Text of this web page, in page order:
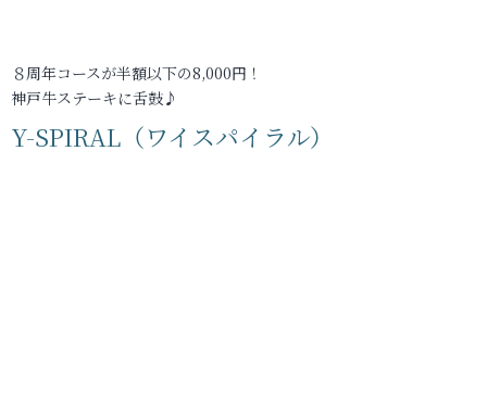
８周年コースが半額以下の8,000円！
神戸牛ステーキに舌鼓♪
Y-SPIRAL（ワイスパイラル）